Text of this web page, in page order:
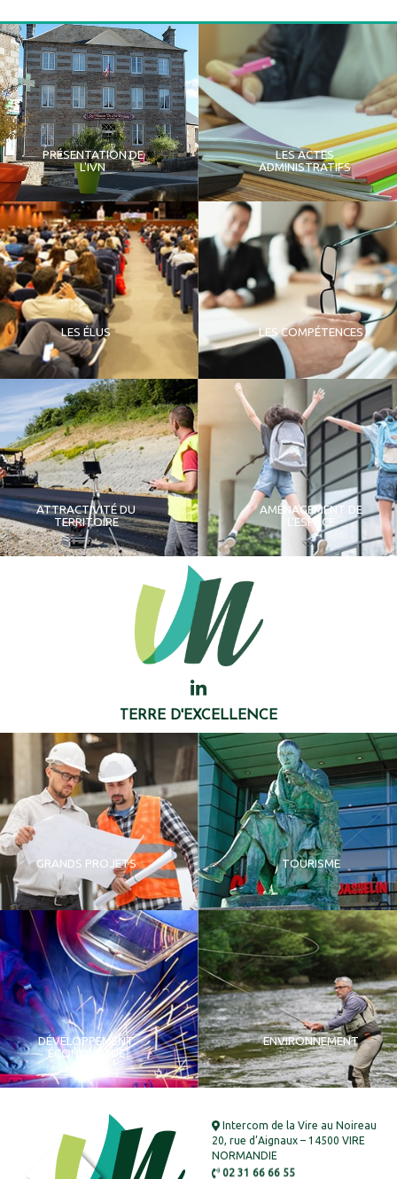
PRÉSENTATION DE
L'IVN
LES ACTES
ADMINISTRATIFS
LES ÉLUS LES COMPÉTENCES
ATTRACTIVITÉ DU
TERRITOIRE
AMÉNAGEMENT DE
L'ESPACE
TERRE D'EXCELLENCE
GRANDS PROJETS TOURISME
DÉVELOPPEMENT
ÉCONOMIQUE
ENVIRONNEMENT
Intercom de la Vire au Noireau
20, rue d’Aignaux – 14500 VIRE
NORMANDIE
02 31 66 66 55